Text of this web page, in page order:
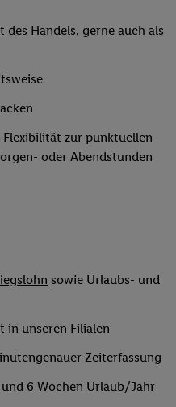
Handels, gerne auch als
zur punktuellen
oder Abendstunden
sowie Urlaubs- und
in unseren Filialen
Zeiterfassung
6 Wochen Urlaub/Jahr